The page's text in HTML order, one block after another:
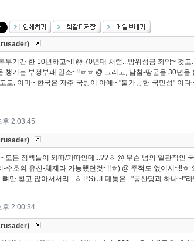
무기간 한 10년하고~!! @ 70년대 처럼...방위성금 좌악~ 겆
챙기는 부정부패 일소~!!ㅎㅎ @ 그리고, 남침-땅굴을 30년
로, 이미~ 한국은 자주-국방이 아예~ "불가능한-국민성" 이
2:03:45
모든 정책들이 와따/가따인데...??ㅎ @ 무슨 넘의 일관적인
-수호의 유신-체제라 가능했던것~!!ㅎ) @ 주적도 없어서~!!ㅎ
뼈만 찾고 앉아서서리...ㅎ P.S) JI-대통은..."공산당과 하나~!"
후 2:00:34